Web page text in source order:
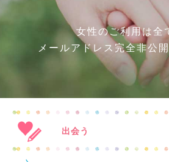
女性のご利用は全
メールアドレス完全非公
出会う